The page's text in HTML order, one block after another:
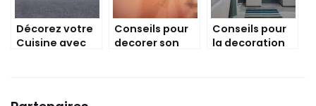
Décorez votre
Cuisine avec
Conseils pour
decorer son
Conseils pour
la decoration